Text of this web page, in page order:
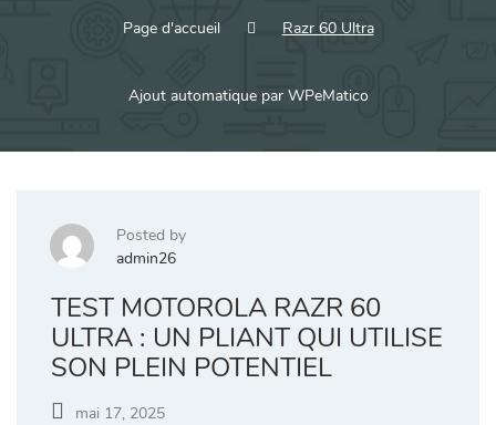
Page d'accueil Razr 60 Ultra
Ajout automatique par WPeMatico
Posted by
admin26
TEST MOTOROLA RAZR 60
ULTRA : UN PLIANT QUI UTILISE
SON PLEIN POTENTIEL
mai 17, 2025